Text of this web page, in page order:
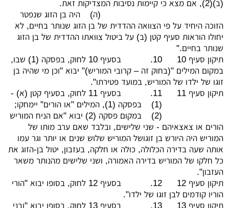
(ב)(2), אם מצא כי קיימות נסיבות המצדיקות זאת.
(ה)
היה בן הזוג שנפטר
הזוכה היחיד על פי הצוואה ההדדית של בן הזוג שנותר בחיים, לא
יחולו הוראות סעיף קטן (ב) על ביטול צוואתו ההדדית של בן הזוג
שנותר בחיים."
תיקון סעיף 10
10.
בסעיף 10 לחוק, בפסקה (1) שבו,
במקום המילים "(בחוק זה – קרובי המוריש)" יבוא "וכן מי שהיה בן
זוגו של ילדו של המוריש, במועד פטירתו".
תיקון סעיף 11
11.
בסעיף 11 לחוק, בסעיף קטן (א) -
(1)
בפסקה (1), המילים "או הורים" יימחקו;
(2)
במקום פסקה (2) יבוא "אם הניח המוריש
הורים או צאצאיהם - שני שלישים, ובלבד שאם ערב מותו של
המוריש היה היורש בן זוגושל המוריש שלוש שנים או יותר וגר עמו
אותה שעה בדירה הכלולה, כולה או חלקה, בעזבון, יטול בן-הזוג את
כל חלקו של המוריש בדירה האמורה, ושני שלישים מהנותר משאר
העזבון".
תיקון סעיף 12
12.
בסעיף 12 לחוק, בסופו יבוא "הורי
הוריו קודמים לבן זוגו של ילדו".
תיקון סעיף 13
13. בסעיף 13 לחוק, בסופו יבוא "ובני